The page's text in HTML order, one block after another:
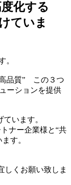
化する
ていま
。
高品質” この３つ
ーションを提供
います。
ナー企業様と“共
す。
しくお願い致しま